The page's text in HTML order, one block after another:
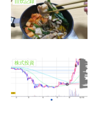
自炊記録
株式投資